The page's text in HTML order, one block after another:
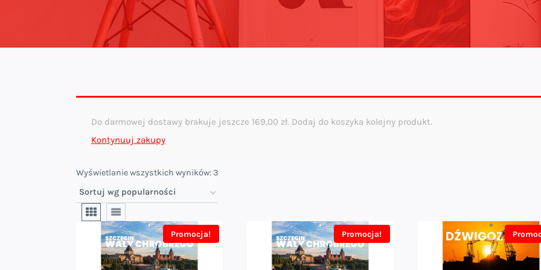
Do darmowej dostawy brakuje jeszcze 169,00 zł. Dodaj do koszyka kolejny produkt.
Kontynuuj zakupy
Wyświetlanie wszystkich wyników: 3
Promocja! Promocja!